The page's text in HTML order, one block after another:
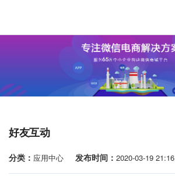
好友互动
分类： 应用中心 发布时间： 2020-03-19 21:16